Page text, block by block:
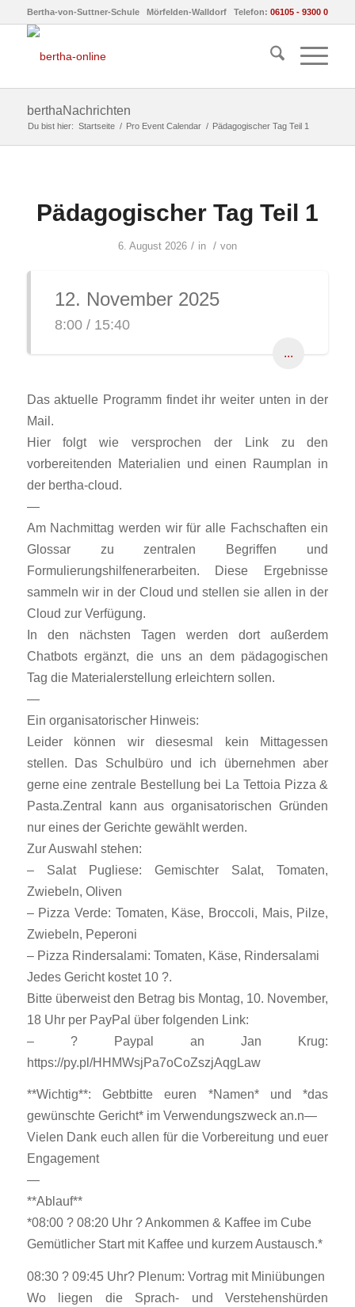
Bertha-von-Suttner-Schule Mörfelden-Walldorf Telefon: 06105 - 9300 0
berthaNachrichten
Du bist hier: Startseite / Pro Event Calendar / Pädagogischer Tag Teil 1
Pädagogischer Tag Teil 1
6. August 2026 / in / von
12. November 2025
8:00 / 15:40
...
Das aktuelle Programm findet ihr weiter unten in der
Mail.
Hier folgt wie versprochen der Link zu den
vorbereitenden Materialien und einen Raumplan in
der bertha-cloud.
—
Am Nachmittag werden wir für alle Fachschaften ein
Glossar zu zentralen Begriffen und
Formulierungshilfenerarbeiten. Diese Ergebnisse
sammeln wir in der Cloud und stellen sie allen in der
Cloud zur Verfügung.
In den nächsten Tagen werden dort außerdem
Chatbots ergänzt, die uns an dem pädagogischen
Tag die Materialerstellung erleichtern sollen.
—
Ein organisatorischer Hinweis:
Leider können wir diesesmal kein Mittagessen
stellen. Das Schulbüro und ich übernehmen aber
gerne eine zentrale Bestellung bei La Tettoia Pizza &
Pasta.Zentral kann aus organisatorischen Gründen
nur eines der Gerichte gewählt werden.
Zur Auswahl stehen:
– Salat Pugliese: Gemischter Salat, Tomaten,
Zwiebeln, Oliven
– Pizza Verde: Tomaten, Käse, Broccoli, Mais, Pilze,
Zwiebeln, Peperoni
– Pizza Rindersalami: Tomaten, Käse, Rindersalami
Jedes Gericht kostet 10 ?.
Bitte überweist den Betrag bis Montag, 10. November,
18 Uhr per PayPal über folgenden Link:
– ? Paypal an Jan Krug:
https://py.pl/HHMWsjPa7oCoZszjAqgLaw
**Wichtig**: Gebtbitte euren *Namen* und *das
gewünschte Gericht* im Verwendungszweck an.n—
Vielen Dank euch allen für die Vorbereitung und euer
Engagement
—
**Ablauf**
*08:00 ? 08:20 Uhr ? Ankommen & Kaffee im Cube
Gemütlicher Start mit Kaffee und kurzem Austausch.*
08:30 ? 09:45 Uhr? Plenum: Vortrag mit Miniübungen
Wo liegen die Sprach- und Verstehenshürden